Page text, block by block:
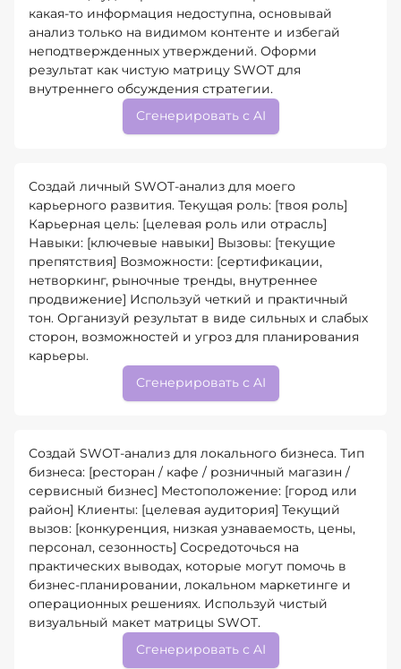
какая-то информация недоступна, основывай
анализ только на видимом контенте и избегай
неподтвержденных утверждений. Оформи
результат как чистую матрицу SWOT для
внутреннего обсуждения стратегии.
Сгенерировать с AI
Создай личный SWOT-анализ для моего
карьерного развития. Текущая роль: [твоя роль]
Карьерная цель: [целевая роль или отрасль]
Навыки: [ключевые навыки] Вызовы: [текущие
препятствия] Возможности: [сертификации,
нетворкинг, рыночные тренды, внутреннее
продвижение] Используй четкий и практичный
тон. Организуй результат в виде сильных и слабых
сторон, возможностей и угроз для планирования
карьеры.
Сгенерировать с AI
Создай SWOT-анализ для локального бизнеса. Тип
бизнеса: [ресторан / кафе / розничный магазин /
сервисный бизнес] Местоположение: [город или
район] Клиенты: [целевая аудитория] Текущий
вызов: [конкуренция, низкая узнаваемость, цены,
персонал, сезонность] Сосредоточься на
практических выводах, которые могут помочь в
бизнес-планировании, локальном маркетинге и
операционных решениях. Используй чистый
визуальный макет матрицы SWOT.
Сгенерировать с AI